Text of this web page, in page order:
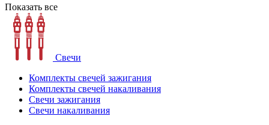
Показать все
Свечи
Комплекты свечей зажигания
Комплекты свечей накаливания
Свечи зажигания
Свечи накаливания